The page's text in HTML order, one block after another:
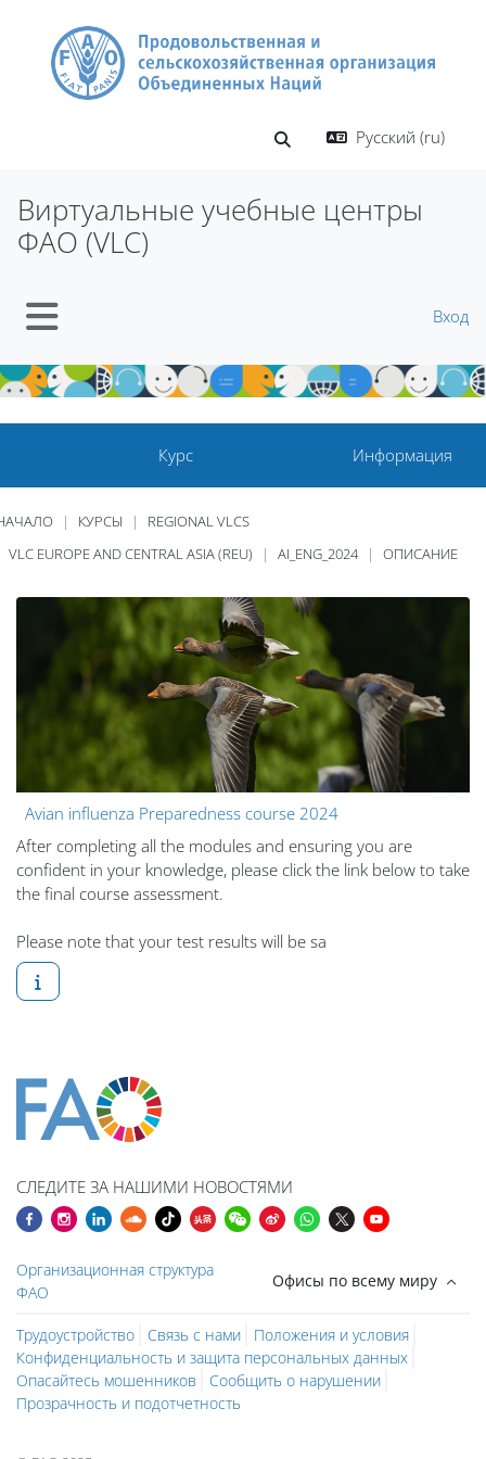
Изменить данные
Русский ‎(ru)‎
Виртуальные учебные центры
ФАО (VLC)
Вход
Курс Информация
КУРСЫ
REGIONAL VLCS
VLC EUROPE AND CENTRAL ASIA (REU)
AI_ENG_2024 ОПИСАНИЕ
Avian influenza Preparedness course 2024
After completing all the modules and ensuring you are
confident in your knowledge, please click the link below to take
the final course assessment.
Please note that your test results will be sa
СЛЕДИТЕ ЗА НАШИМИ НОВОСТЯМИ
Организационная структура
ФАО
Офисы по всему миру
Трудоустройство Связь с нами
Положения и условия
Конфиденциальность и защита персональных данных
Опасайтесь мошенников
Сообщить о нарушении
Прозрачность и подотчетность